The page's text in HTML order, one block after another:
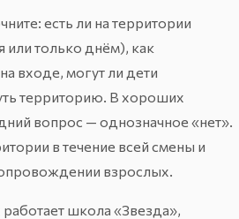
есть ли на территории
или только днём), как
входе, могут ли дети
территорию. В хороших
вопрос — однозначное «нет».
в течение всей смены и
взрослых.
школа «Звезда»,